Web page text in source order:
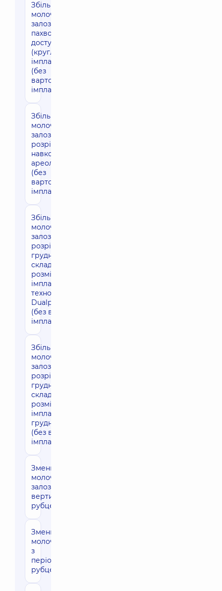
Збільшення
молочних
залоз через
пахвовий
доступ
(круглі
імпланти)
(без
вартості
імплантів)
Збільшення
молочних
залоз через
розріз
навколо
ареоли
(без
вартості
імплантів)
Збільшення
молочних
залоз через
розріз під
грудною
складкою з
розміщенням
імплантів по
технології
Dualplane
(без вартості
імплантів)
Збільшення
молочних
залоз через
розріз під
грудною
складкою з
розміщенням
імплантів під
грудний м'яз
(без вартості
імплантів)
Зменшення
молочних
залоз з
вертикальним
рубцем
Зменшення
молочних залоз
з
періореолярним
рубцем